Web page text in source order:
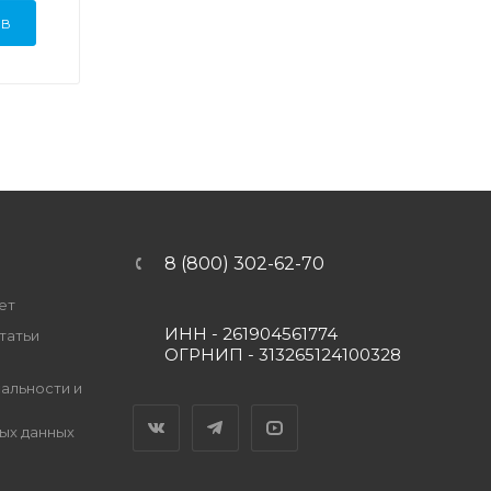
и
данных
8 (800) 302-62-70
ИНН - 261904561774
ОГРНИП - 313265124100328